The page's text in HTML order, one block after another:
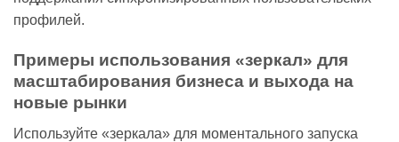
профилей.
Примеры использования «зеркал» для
масштабирования бизнеса и выхода на
новые рынки
Используйте «зеркала» для моментального запуска